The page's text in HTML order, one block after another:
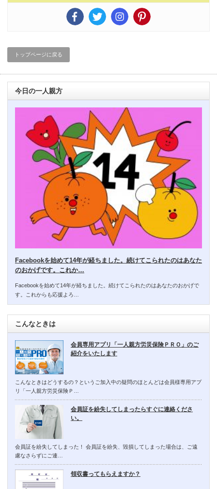
トップページに戻る
今日の一人親方
Facebookを始めて14年が経ちました。続けてこられたのはあなた
のおかげです。これか…
Facebookを始めて14年が経ちました。続けてこられたのはあなたのおかげで
す。これからも応援よろ…
こんなときは
会員専用アプリ「一人親方労災保険ＰＲＯ」のご
紹介をいたします
こんなときはどうするの？というご加入中の疑問のほとんどは会員様専用アプ
リ「一人親方労災保険Ｐ…
会員証を紛失してしまったらすぐに連絡くださ
い。
会員証を紛失してしまった！ 会員証を紛失、毀損してしまった場合は、ご遠
慮なさらずにご連…
領収書ってもらえますか？